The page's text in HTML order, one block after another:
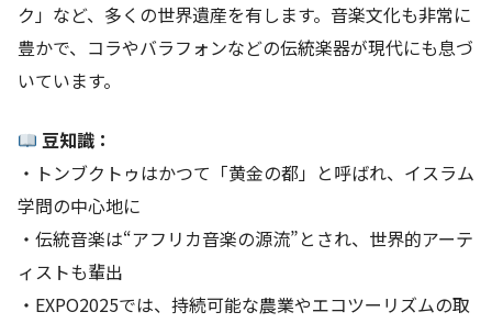
ク」など、多くの世界遺産を有します。音楽文化も非常に
豊かで、コラやバラフォンなどの伝統楽器が現代にも息づ
いています。
豆知識：
・トンブクトゥはかつて「黄金の都」と呼ばれ、イスラム
学問の中心地に
・伝統音楽は“アフリカ音楽の源流”とされ、世界的アーテ
ィストも輩出
・EXPO2025では、持続可能な農業やエコツーリズムの取